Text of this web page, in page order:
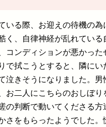
いる際、お迎えの待機の
く、自律神経が乱れてい
コンディションが悪かっ
で拭こうとすると、隣に
泣きそうになりました。
お二人にこちらのおしぼ
の判断で動いてくださる
さをもらったようでした